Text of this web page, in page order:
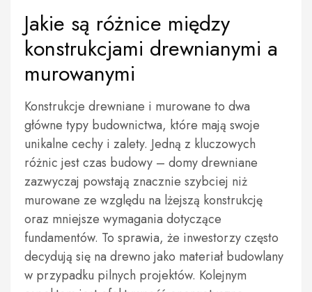
Jakie są różnice między
konstrukcjami drewnianymi a
murowanymi
Konstrukcje drewniane i murowane to dwa
główne typy budownictwa, które mają swoje
unikalne cechy i zalety. Jedną z kluczowych
różnic jest czas budowy – domy drewniane
zazwyczaj powstają znacznie szybciej niż
murowane ze względu na lżejszą konstrukcję
oraz mniejsze wymagania dotyczące
fundamentów. To sprawia, że inwestorzy często
decydują się na drewno jako materiał budowlany
w przypadku pilnych projektów. Kolejnym